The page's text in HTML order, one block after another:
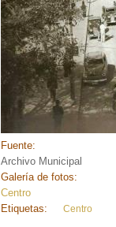
Fuente:
Archivo Municipal
Galería de fotos:
Centro
Etiquetas:
Centro